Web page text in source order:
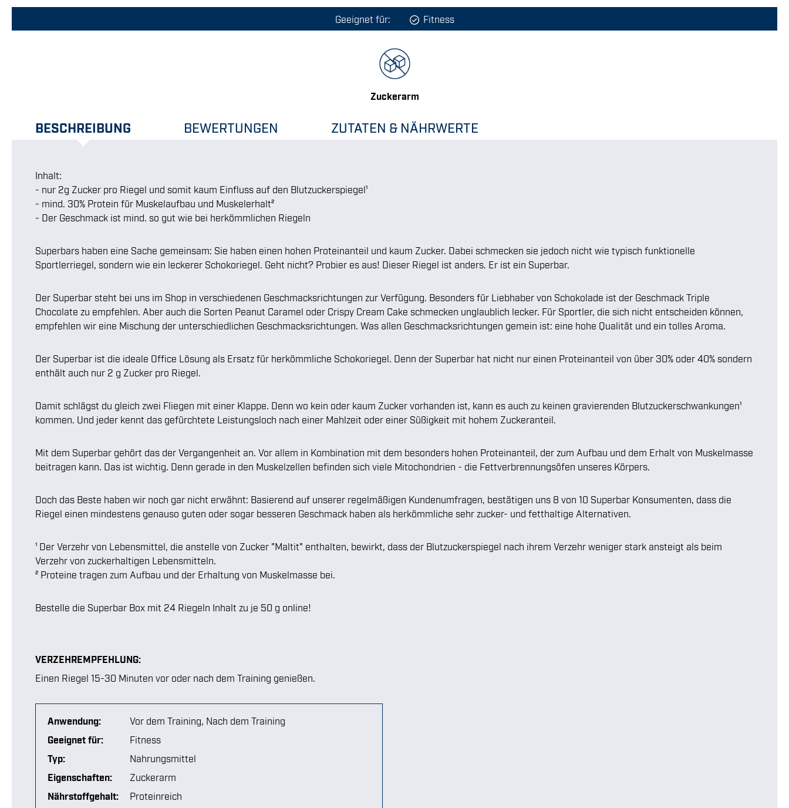
Geeignet für: Fitness
Zuckerarm
BESCHREIBUNG BEWERTUNGEN ZUTATEN & NÄHRWERTE
Inhalt:
- nur 2g Zucker pro Riegel und somit kaum Einfluss auf den Blutzuckerspiegel¹
- mind. 30% Protein für Muskelaufbau und Muskelerhalt²
- Der Geschmack ist mind. so gut wie bei herkömmlichen Riegeln
Superbars haben eine Sache gemeinsam: Sie haben einen hohen Proteinanteil und kaum Zucker. Dabei schmecken sie jedoch nicht wie typisch funktionelle
Sportlerriegel, sondern wie ein leckerer Schokoriegel. Geht nicht? Probier es aus! Dieser Riegel ist anders. Er ist ein Superbar.
Der Superbar steht bei uns im Shop in verschiedenen Geschmacksrichtungen zur Verfügung. Besonders für Liebhaber von Schokolade ist der Geschmack Triple
Chocolate zu empfehlen. Aber auch die Sorten Peanut Caramel oder Crispy Cream Cake schmecken unglaublich lecker. Für Sportler, die sich nicht entscheiden können,
empfehlen wir eine Mischung der unterschiedlichen Geschmacksrichtungen. Was allen Geschmacksrichtungen gemein ist: eine hohe Qualität und ein tolles Aroma.
Der Superbar ist die ideale Office Lösung als Ersatz für herkömmliche Schokoriegel. Denn der Superbar hat nicht nur einen Proteinanteil von über 30% oder 40% sondern
enthält auch nur 2 g Zucker pro Riegel.
Damit schlägst du gleich zwei Fliegen mit einer Klappe. Denn wo kein oder kaum Zucker vorhanden ist, kann es auch zu keinen gravierenden Blutzuckerschwankungen¹
kommen. Und jeder kennt das gefürchtete Leistungsloch nach einer Mahlzeit oder einer Süßigkeit mit hohem Zuckeranteil.
Mit dem Superbar gehört das der Vergangenheit an. Vor allem in Kombination mit dem besonders hohen Proteinanteil, der zum Aufbau und dem Erhalt von Muskelmasse
beitragen kann. Das ist wichtig. Denn gerade in den Muskelzellen befinden sich viele Mitochondrien - die Fettverbrennungsöfen unseres Körpers.
Doch das Beste haben wir noch gar nicht erwähnt: Basierend auf unserer regelmäßigen Kundenumfragen, bestätigen uns 8 von 10 Superbar Konsumenten, dass die
Riegel einen mindestens genauso guten oder sogar besseren Geschmack haben als herkömmliche sehr zucker- und fetthaltige Alternativen.
¹ Der Verzehr von Lebensmittel, die anstelle von Zucker "Maltit" enthalten, bewirkt, dass der Blutzuckerspiegel nach ihrem Verzehr weniger stark ansteigt als beim
Verzehr von zuckerhaltigen Lebensmitteln.
² Proteine tragen zum Aufbau und der Erhaltung von Muskelmasse bei.
Bestelle die Superbar Box mit 24 Riegeln Inhalt zu je 50 g online!
VERZEHREMPFEHLUNG:
Einen Riegel 15-30 Minuten vor oder nach dem Training genießen.
Anwendung: Vor dem Training, Nach dem Training
Geeignet für:
Fitness
Typ:
Nahrungsmittel
Eigenschaften:
Zuckerarm
Nährstoffgehalt:
Proteinreich